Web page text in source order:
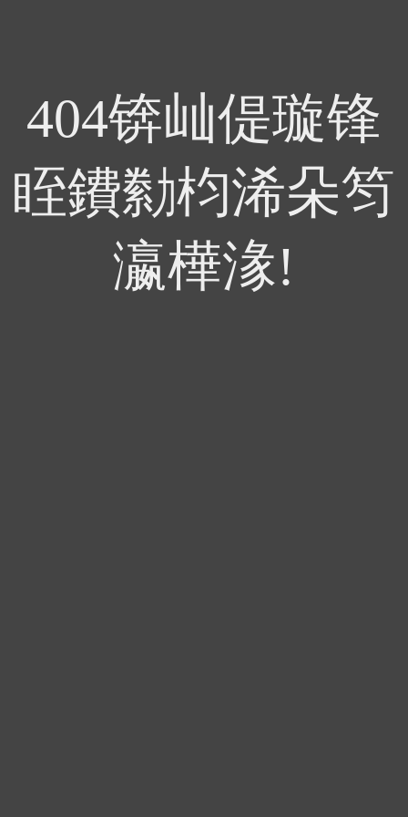
404锛屾偍璇锋
眰鐨勬枃浠朵笉
瀛樺湪!